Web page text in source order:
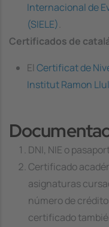
Internacional de
(SIELE).
Certificados de
El Certificat de
Institut Ramon
DNI, NIE o
Certificado
asignaturas
número de
certificado